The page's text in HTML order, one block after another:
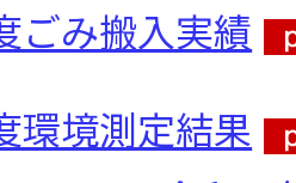
ごみ搬入実績
環境測定結果